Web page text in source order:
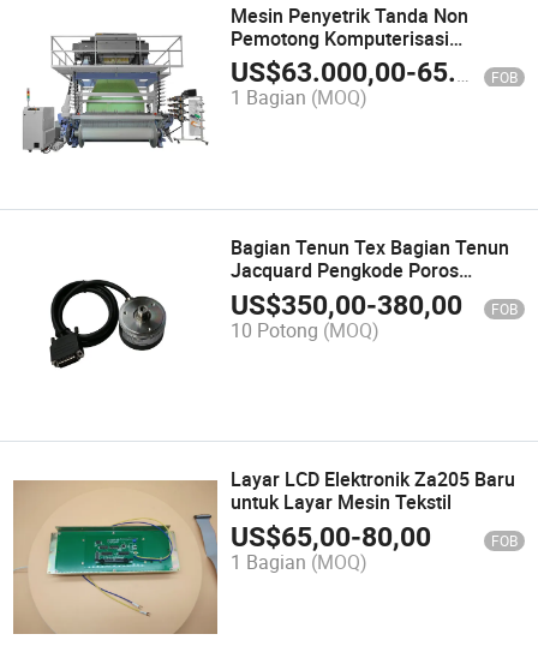
Mesin Penyetrik Tanda Non
Pemotong Komputerisasi
Jacquard Menjahit Label Kemeja
US$63.000,00-65.000,00 FOB
1 Bagian (MOQ)
Bagian Tenun Tex Bagian Tenun
Jacquard Pengkode Poros
Elektronik
US$350,00-380,00 FOB
10 Potong (MOQ)
Layar LCD Elektronik Za205 Baru
untuk Layar Mesin Tekstil
US$65,00-80,00 FOB
1 Bagian (MOQ)